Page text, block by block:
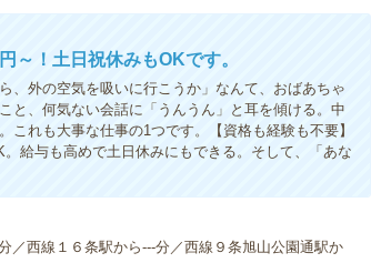
！土日祝休みもOKです。
、外の空気を吸いに行こうか」なんて、おばあちゃ
と、何気ない会話に「うんうん」と耳を傾ける。中
れも大事な仕事の1つです。【資格も経験も不要】
給与も高めで土日休みにもできる。そして、「あな
／西線１６条駅から---分／西線９条旭山公園通駅か